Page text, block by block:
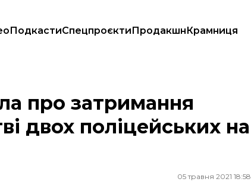
ПодкастиСпецпроєктиПродакшнКрамниця
поліцейських на Майдані
про затримання
двох поліцейських на
05 травня 2021 18:58